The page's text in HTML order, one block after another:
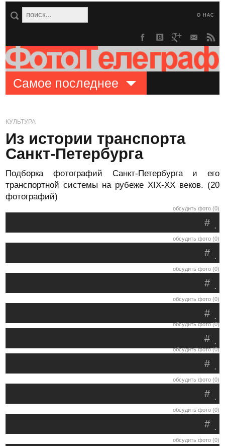
О НАС
Самое последнее
КУЛЬТУРА
Из истории транспорта
Санкт-Петербурга
Подборка фотографий Санкт-Петербурга и его
транспортной системы на рубеже XIX-XX веков. (20
фотографий)
обсудить фото (0)
.
#
обсудить фото (0)
.
#
обсудить фото (0)
.
#
обсудить фото (0)
.
#
обсудить фото (0)
.
#
обсудить фото (0)
.
#
обсудить фото (0)
.
#
обсудить фото (0)
.
#
обсудить фото (0)